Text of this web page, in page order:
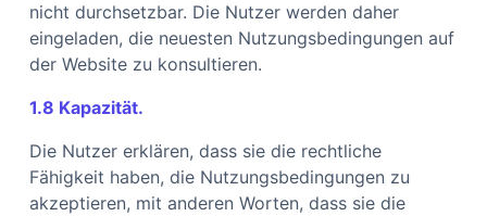
nicht durchsetzbar. Die Nutzer werden daher
eingeladen, die neuesten Nutzungsbedingungen auf
der Website zu konsultieren.
1.8 Kapazität.
Die Nutzer erklären, dass sie die rechtliche
Fähigkeit haben, die Nutzungsbedingungen zu
akzeptieren, mit anderen Worten, dass sie die